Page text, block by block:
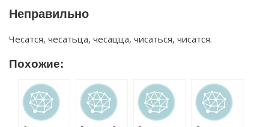
Неправильно
Чесатся, чесатьца, чесацца, чисаться, чисатся.
Похожие: